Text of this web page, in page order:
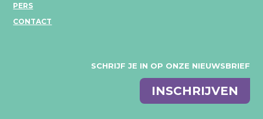
PERS
CONTACT
SCHRIJF JE IN OP ONZE NIEUWSBRIEF
E-
mail
INSCHRIJVEN